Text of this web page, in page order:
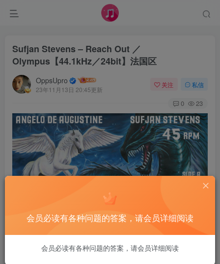
Sufjan Stevens – Reach Out ／
Olympus【44.1kHz／24bit】法国区
OppsUpro
23年11月13日 20:45更新
关注 私信
0 23
会员必读有各种问题的答案，请会员详细阅读
会员必读有各种问题的答案，请会员详细阅读